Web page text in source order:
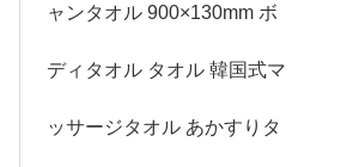
ャンタオル 900×130mm ボ
ディタオル タオル 韓国式マ
ッサージタオル あかすりタ